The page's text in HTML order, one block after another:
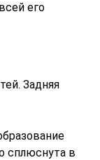
его
Задняя
сплюснута в